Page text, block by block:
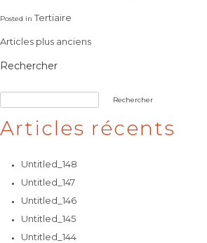
Posted inTertiaire
Navigation
des
Articles plus anciens
Rechercher
Rechercher
Articles récents
Untitled_148
Untitled_147
Untitled_146
Untitled_145
Untitled_144